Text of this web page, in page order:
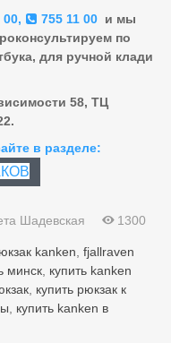
00, 755 11 00 и мы
по
для ручной клади
58, ТЦ
в разделе:
Шадевская 1300
kanken fjallraven
минск купить kanken
купить рюкзак к
купить kanken в